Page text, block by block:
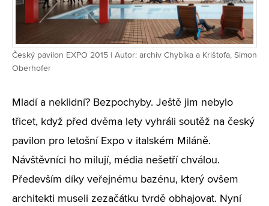
Český pavilon EXPO 2015 | Autor: archiv Chybíka a Krištofa, Simon
Oberhofer
Mladí a neklidní? Bezpochyby. Ještě jim nebylo
třicet, když před dvěma lety vyhráli soutěž na český
pavilon pro letošní Expo v italském Miláně.
Návštěvníci ho milují, média nešetří chválou.
Především díky veřejnému bazénu, který ovšem
architekti museli zezačátku tvrdě obhajovat. Nyní